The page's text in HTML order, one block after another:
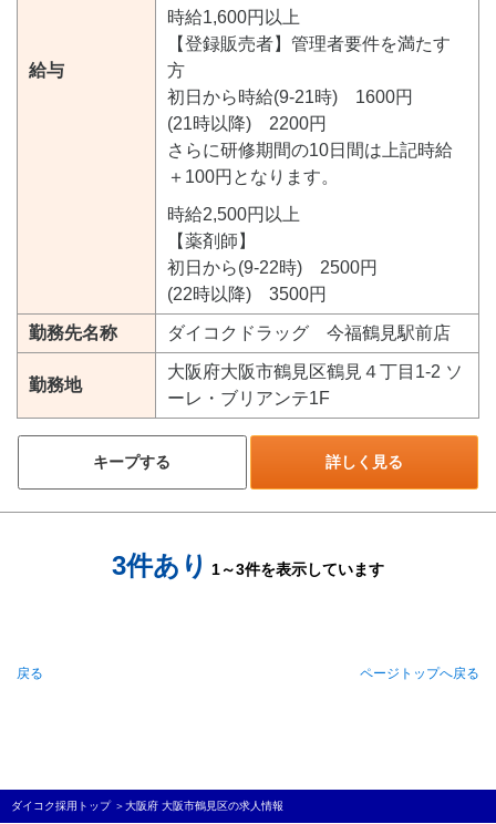
給与
時給1,600円以上
【登録販売者】管理者要件を満たす
方
初日から時給(9-21時) 1600円
(21時以降) 2200円
さらに研修期間の10日間は上記時給
＋100円となります。
時給2,500円以上
【薬剤師】
初日から(9-22時) 2500円
(22時以降) 3500円
勤務先名称 ダイコクドラッグ 今福鶴見駅前店
勤務地
大阪府大阪市鶴見区鶴見４丁目1-2 ソ
ーレ・ブリアンテ1F
キープする 詳しく見る
3件あり 1～3件を表示しています
戻る ページトップへ戻る
ダイコク採用トップ ＞大阪府 大阪市鶴見区の求人情報